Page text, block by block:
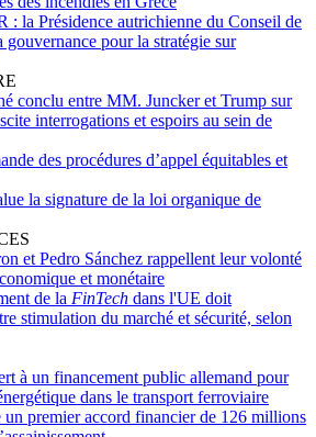
: la Présidence autrichienne du Conseil de
pour la stratégie sur
conclu entre MM. Juncker et Trump sur
interrogations et espoirs au sein de
des procédures d’appel équitables et
la signature de la loi organique de
et Pedro Sánchez rappellent leur volonté
et monétaire
de la FinTech dans l'UE doit
stimulation du marché et sécurité, selon
à un financement public allemand pour
dans le transport ferroviaire
premier accord financier de 126 millions